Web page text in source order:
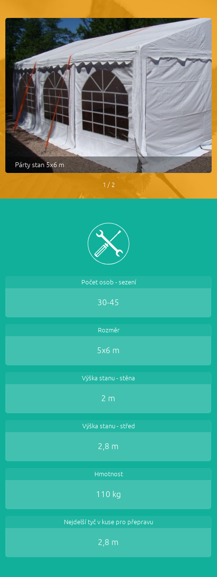
Párty stan 5x6 m
1 / 2
Počet osob - sezení
30-45
Rozměr
5x6 m
Výška stanu - stěna
2 m
Výška stanu - střed
2,8 m
Hmotnost
110 kg
Nejdelší tyč v kuse pro přepravu
2,8 m